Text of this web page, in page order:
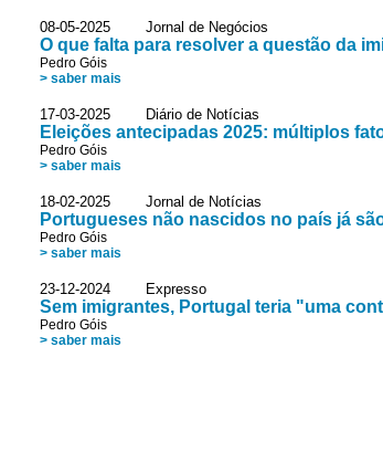
08-05-2025 Jornal de Negócios
O que falta para resolver a questão da
Pedro Góis
> saber mais
17-03-2025 Diário de Notícias
Eleições antecipadas 2025: múltiplos
Pedro Góis
> saber mais
18-02-2025 Jornal de Notícias
Portugueses não nascidos no país já
Pedro Góis
> saber mais
23-12-2024 Expresso
Sem imigrantes, Portugal teria "uma
Pedro Góis
> saber mais